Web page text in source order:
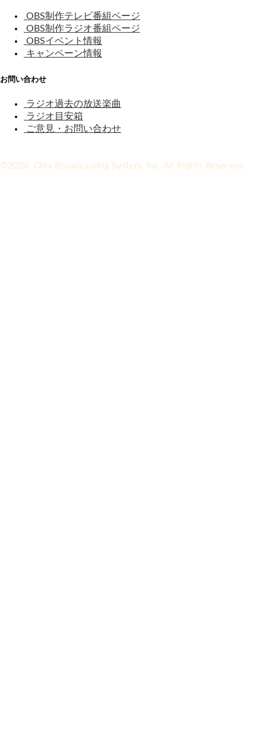
OBS制作テレビ番組ページ
OBS制作ラジオ番組ページ
OBSイベント情報
キャンペーン情報
お問い合わせ
ラジオ過去の放送楽曲
ラジオ目安箱
ご意見・お問い合わせ
©2026 Oita Broadcasting System, Inc. All Rights Reserved.